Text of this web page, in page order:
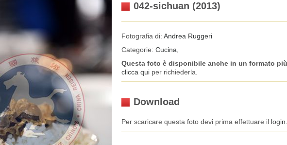
042-sichuan (2013)
Fotografia di: Andrea Ruggeri
Categorie: Cucina
Questa foto è disponibile anche in un formato
clicca qui per richiederla.
Download
Per scaricare questa foto devi prima effettuare il login